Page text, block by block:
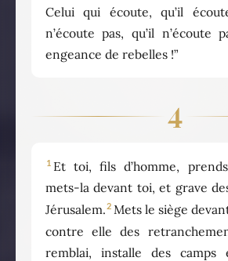
Celui qui écoute, qu’il
n’écoute pas, qu’il n’écoute
engeance de rebelles !”
4
1 Et toi, fils d’homme,
mets-la devant toi, et grave
Jérusalem.2 Mets le siège
contre elle des
remblai, installe des camps